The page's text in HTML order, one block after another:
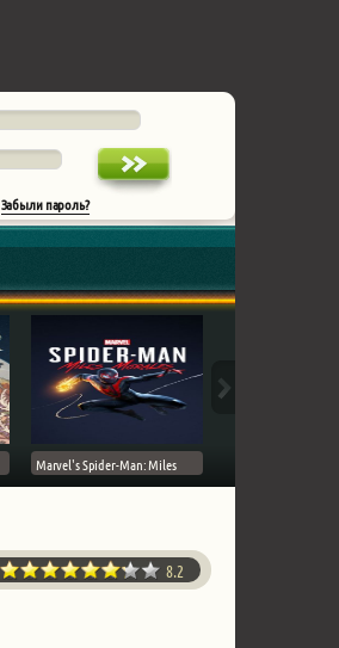
Забыли пароль?
Marvel's Spider-Man: Miles
8.2